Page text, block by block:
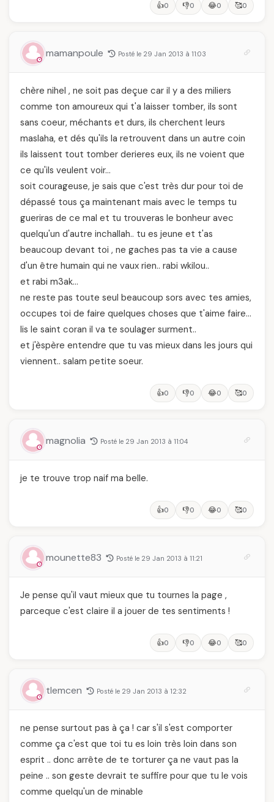
👍0 👎0 😂0 🥰0
mamanpoule Posté le 29 Jan 2013 à 11:03
chère nihel , ne soit pas deçue car il y a des miliers
comme ton amoureux qui t'a laisser tomber, ils sont
sans coeur, méchants et durs, ils cherchent leurs
maslaha, et dés qu'ils la retrouvent dans un autre coin
ils laissent tout tomber derieres eux, ils ne voient que
ce qu'ils veulent voir…
soit courageuse, je sais que c'est très dur pour toi de
dépassé tous ça maintenant mais avec le temps tu
gueriras de ce mal et tu trouveras le bonheur avec
quelqu'un d'autre inchallah.. tu es jeune et t'as
beaucoup devant toi , ne gaches pas ta vie a cause
d'un être humain qui ne vaux rien.. rabi wkilou..
et rabi m3ak…
ne reste pas toute seul beaucoup sors avec tes amies,
occupes toi de faire quelques choses que t'aime faire…
lis le saint coran il va te soulager surment..
et j'èspère entendre que tu vas mieux dans les jours qui
viennent.. salam petite soeur.
👍0 👎0 😂0 🥰0
magnolia Posté le 29 Jan 2013 à 11:04
je te trouve trop naif ma belle.
👍0 👎0 😂0 🥰0
mounette83 Posté le 29 Jan 2013 à 11:21
Je pense qu'il vaut mieux que tu tournes la page ,
parceque c'est claire il a jouer de tes sentiments !
👍0 👎0 😂0 🥰0
tlemcen Posté le 29 Jan 2013 à 12:32
ne pense surtout pas à ça ! car s'il s'est comporter
comme ça c'est que toi tu es loin très loin dans son
esprit .. donc arrête de te torturer ça ne vaut pas la
peine .. son geste devrait te suffire pour que tu le vois
comme quelqu'un de minable